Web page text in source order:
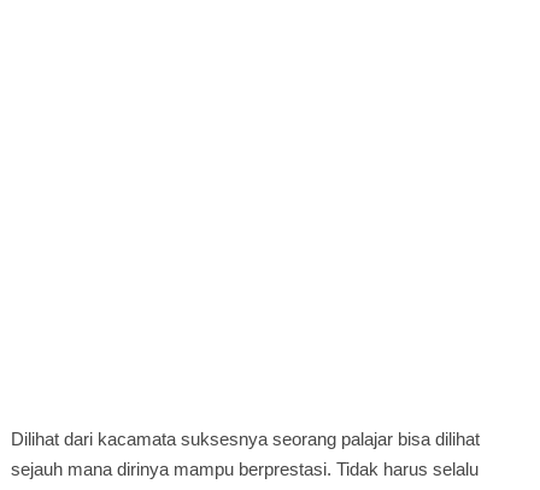
Dilihat dari kacamata suksesnya seorang palajar bisa dilihat
sejauh mana dirinya mampu berprestasi. Tidak harus selalu